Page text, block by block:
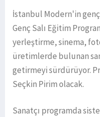
İstanbul Modern'in
Genç Salı Eğitim
yerleştirme, sinema,
üretimlerde bulunan
getirmeyi sürdürüyor.
Seçkin Pirim olacak.
Sanatçı programda